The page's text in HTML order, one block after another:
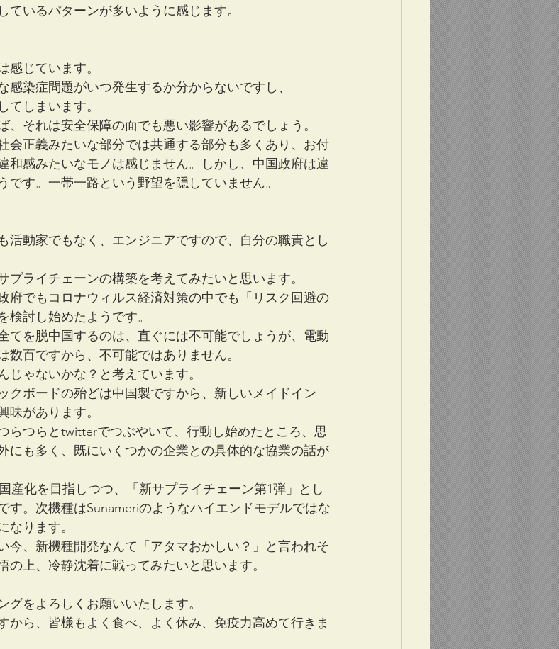
ているパターンが多いように感じます。
感じています。
染症問題がいつ発生するか分からないですし、
てしまいます。
、それは安全保障の面でも悪い影響があるでしょう。
会正義みたいな部分では共通する部分も多くあり、お付
和感みたいなモノは感じません。しかし、中国政府は違
です。一帯一路という野望を隠していません。
活動家でもなく、エンジニアですので、自分の職責とし
ライチェーンの構築を考えてみたいと思います。
府でもコロナウィルス経済対策の中でも「リスク回避の
討し始めたようです。
てを脱中国するのは、直ぐには不可能でしょうが、電動
百ですから、不可能ではありません。
ゃないかな？と考えています。
クボードの殆どは中国製ですから、新しいメイドイン
味があります。
らつらとtwitterでつぶやいて、行動し始めたところ、思
にも多く、既にいくつかの企業との具体的な協業の話が
産化を目指しつつ、「新サプライチェーン第1弾」とし
す。次機種はSunameriのようなハイエンドモデルではな
なります。
今、新機種開発なんて「アタマおかしい？」と言われそ
の上、冷静沈着に戦ってみたいと思います。
をよろしくお願いいたします。
から、皆様もよく食べ、よく休み、免疫力高めて行きま